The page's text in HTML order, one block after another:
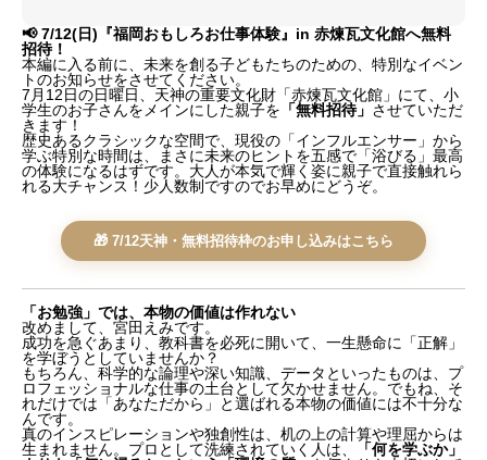
📢 7/12(日)『福岡おもしろお仕事体験』in 赤煉瓦文化館へ無料
招待！
本編に入る前に、未来を創る子どもたちのための、特別なイベン
トのお知らせをさせてください。
7月12日の日曜日、天神の重要文化財「赤煉瓦文化館」にて、小
学生のお子さんをメインにした親子を 「無料招待」 させていただ
きます！
歴史あるクラシックな空間で、現役の「インフルエンサー」から
学ぶ特別な時間は、まさに未来のヒントを五感で「浴びる」最高
の体験になるはずです。大人が本気で輝く姿に親子で直接触れら
れる大チャンス！少人数制ですのでお早めにどうぞ。
🎁 7/12天神・無料招待枠のお申し込みはこちら
「お勉強」では、本物の価値は作れない
改めまして、宮田えみです。
成功を急ぐあまり、教科書を必死に開いて、一生懸命に「正解」
を学ぼうとしていませんか？
もちろん、科学的な論理や深い知識、データといったものは、プ
ロフェッショナルな仕事の土台として欠かせません。でもね、そ
れだけでは「あなただから」と選ばれる本物の価値には不十分な
んです。
真のインスピレーションや独創性は、机の上の計算や理屈からは
生まれません。プロとして洗練されていく人は、
「何を学ぶか」